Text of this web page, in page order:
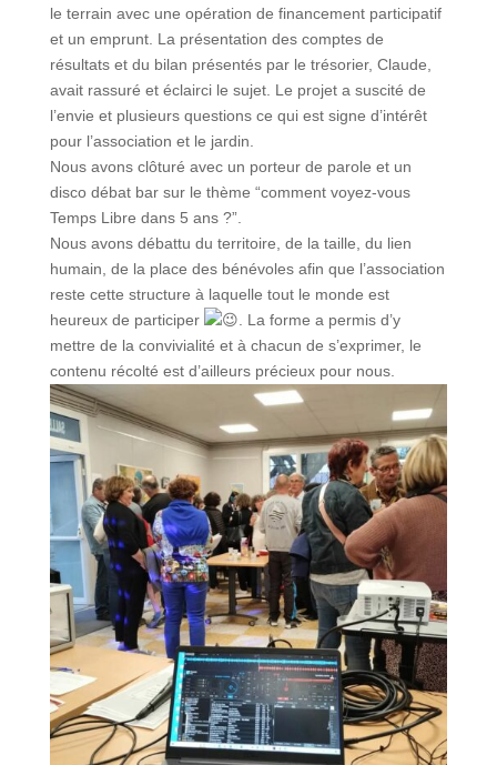
le terrain avec une opération de financement participatif
et un emprunt. La présentation des comptes de
résultats et du bilan présentés par le trésorier, Claude,
avait rassuré et éclairci le sujet. Le projet a suscité de
l’envie et plusieurs questions ce qui est signe d’intérêt
pour l’association et le jardin.
Nous avons clôturé avec un porteur de parole et un
disco débat bar sur le thème “comment voyez-vous
Temps Libre dans 5 ans ?”.
Nous avons débattu du territoire, de la taille, du lien
humain, de la place des bénévoles afin que l’association
reste cette structure à laquelle tout le monde est
heureux de participer
. La forme a permis d’y
mettre de la convivialité et à chacun de s’exprimer, le
contenu récolté est d’ailleurs précieux pour nous.